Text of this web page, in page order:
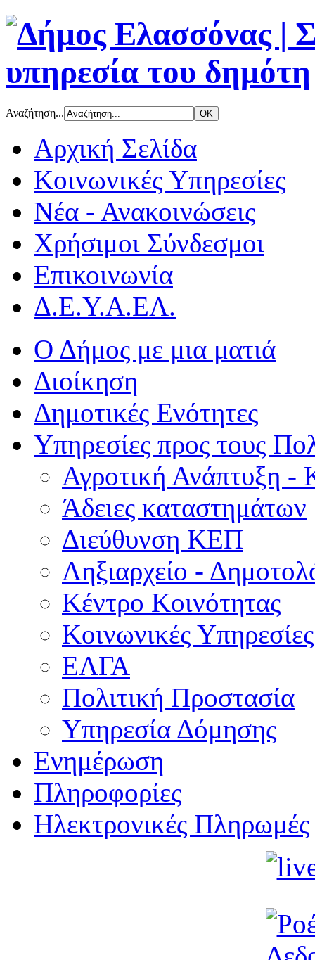
Αναζήτηση...
Αρχική Σελίδα
Κοινωνικές Υπηρεσίες
Νέα - Ανακοινώσεις
Χρήσιμοι Σύνδεσμοι
Επικοινωνία
Δ.Ε.Υ.Α.ΕΛ.
Ο Δήμος με μια ματιά
Διοίκηση
Δημοτικές Ενότητες
Υπηρεσίες προς τους
Αγροτική Ανάπτυξη -
Άδειες καταστημάτων
Διεύθυνση ΚΕΠ
Ληξιαρχείο -
Κέντρο Κοινότητας
Κοινωνικές Υπηρεσίες
ΕΛΓΑ
Πολιτική Προστασία
Υπηρεσία Δόμησης
Ενημέρωση
Πληροφορίες
Ηλεκτρονικές Πληρωμές